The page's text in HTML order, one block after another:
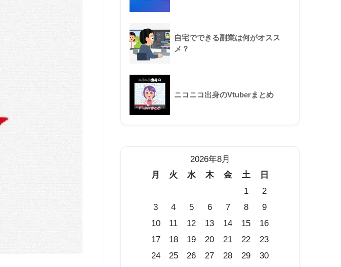
自宅でできる副業は何がオスス
メ？
ニコニコ出身のVtuberまとめ
2026年8月
月
火 水 木 金 土
日
1
2
3
4 5 6 7 8
9
10
11 12 13 14 15
16
17
18 19 20 21 22
23
24
25 26 27 28 29
30